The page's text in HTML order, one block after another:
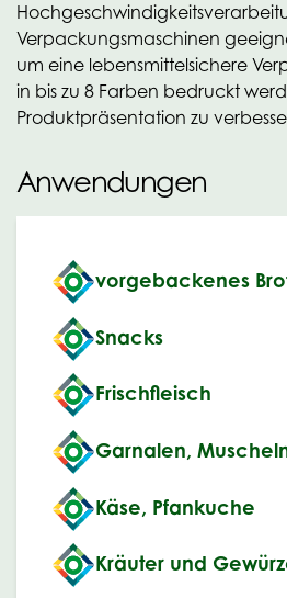
Verpackungsmaschinen
um eine lebensmittelsichere
in bis zu 8 Farben bedruckt
Produktpräsentation zu
Anwendungen
vorgebackenes
Snacks
Frischfleisch
Garnalen,
Käse, Pfankuche
Kräuter und